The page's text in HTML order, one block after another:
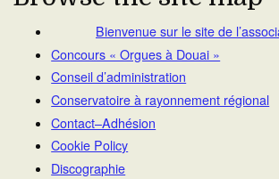
Bienvenue sur le site de
Concours « Orgues à Douai »
Conseil d’administration
Conservatoire à rayonnement régional
Contact–Adhésion
Cookie Policy
Discographie